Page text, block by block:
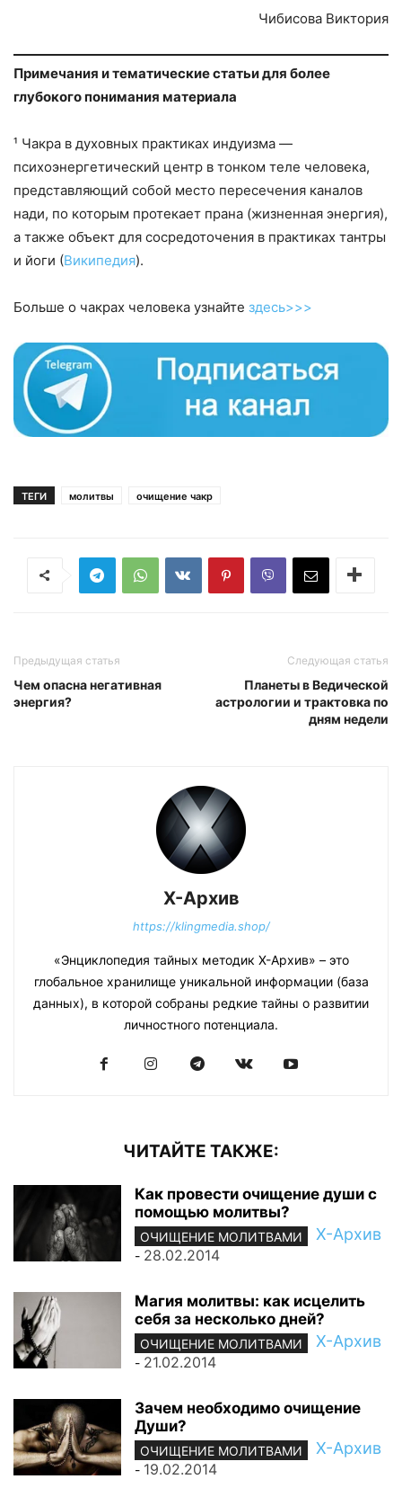
Чибисова Виктория
Примечания и тематические статьи для более
глубокого понимания материала
¹ Чакра в духовных практиках индуизма —
психоэнергетический центр в тонком теле человека,
представляющий собой место пересечения каналов
нади, по которым протекает прана (жизненная энергия),
а также объект для сосредоточения в практиках тантры
и йоги (Википедия).
Больше о чакрах человека узнайте здесь>>>
ТЕГИ молитвы очищение чакр
Предыдущая статья
Чем опасна негативная
энергия?
Следующая статья
Планеты в Ведической
астрологии и трактовка по
дням недели
Х-Архив
https://klingmedia.shop/
«Энциклопедия тайных методик Х-Архив» – это
глобальное хранилище уникальной информации (база
данных), в которой собраны редкие тайны о развитии
личностного потенциала.
ЧИТАЙТЕ ТАКЖЕ:
Как провести очищение души с
помощью молитвы?
ОЧИЩЕНИЕ МОЛИТВАМИ Х-Архив
- 28.02.2014
Магия молитвы: как исцелить
себя за несколько дней?
ОЧИЩЕНИЕ МОЛИТВАМИ Х-Архив
- 21.02.2014
Зачем необходимо очищение
Души?
ОЧИЩЕНИЕ МОЛИТВАМИ Х-Архив
- 19.02.2014